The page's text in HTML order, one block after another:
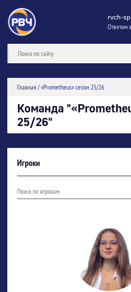
rvch-
Ответим
Главная/«Prometheus» сезон 25/26
Команда
25/26"
Игроки